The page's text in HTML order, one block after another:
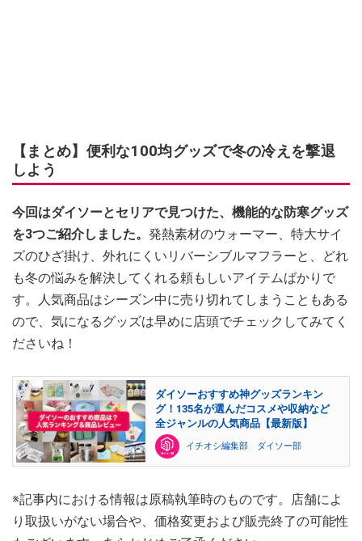
【まとめ】便利な100均グッズで冬の冷えを撃退
しよう
今回はダイソーとセリアで見つけた、機能的な防寒グッズ
を3つご紹介しました。 発熱素材のウォーマー、特大サイ
ズのひざ掛け、外れにくいリバーシブルマフラーと、どれ
も冬の悩みを解決してくれる頼もしいアイテムばかりで
す。人気商品はシーズン中に売り切れてしまうこともある
ので、気になるグッズは早めに店頭でチェックしてみてく
ださいね！
ダイソーおすすめ神グッズランキン
グ！135名が選んだコスメや収納など
全ジャンルの人気商品【最新版】
イチオシ編集部 ダイソー部
※記事内における情報は原稿執筆時のものです。店舗によ
り取扱いがない場合や、価格変更および販売終了の可能性